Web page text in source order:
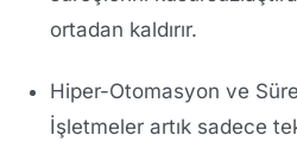
ortadan kaldırır.
Hiper-Otomasyon ve
İşletmeler artık sadece